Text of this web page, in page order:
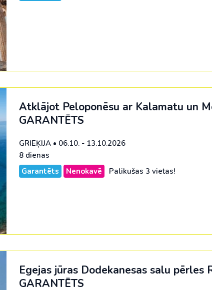
Atklājot Peloponēsu ar Kalamatu un
GARANTĒTS
GRIEĶIJA• 06.10. - 13.10.2026
8 dienas
Garantēts
Nenokavē Palikušas 3 vietas!
Egejas jūras Dodekanesas salu pērles
GARANTĒTS